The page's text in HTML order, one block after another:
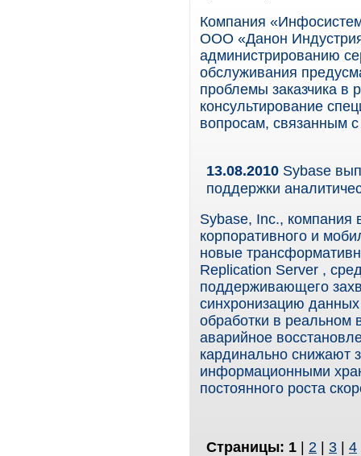
Компания
ООО «Данон
администрированию
обслуживания
проблемы заказчика в
консультирование
вопросам, связанным
13.08.2010 Sybase
поддержки
Sybase, Inc., компания
корпоративного и
новые
Replication Server ,
поддерживающего
синхронизацию
обработки в реальном
аварийное
кардинально снижают
информационными
постоянного роста
Страницы: 1 | 2 | 3 | 4